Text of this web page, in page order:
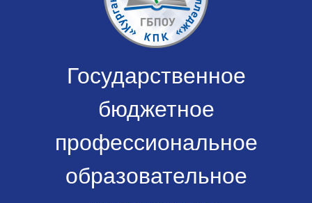
Государственное
бюджетное
профессиональное
образовательное